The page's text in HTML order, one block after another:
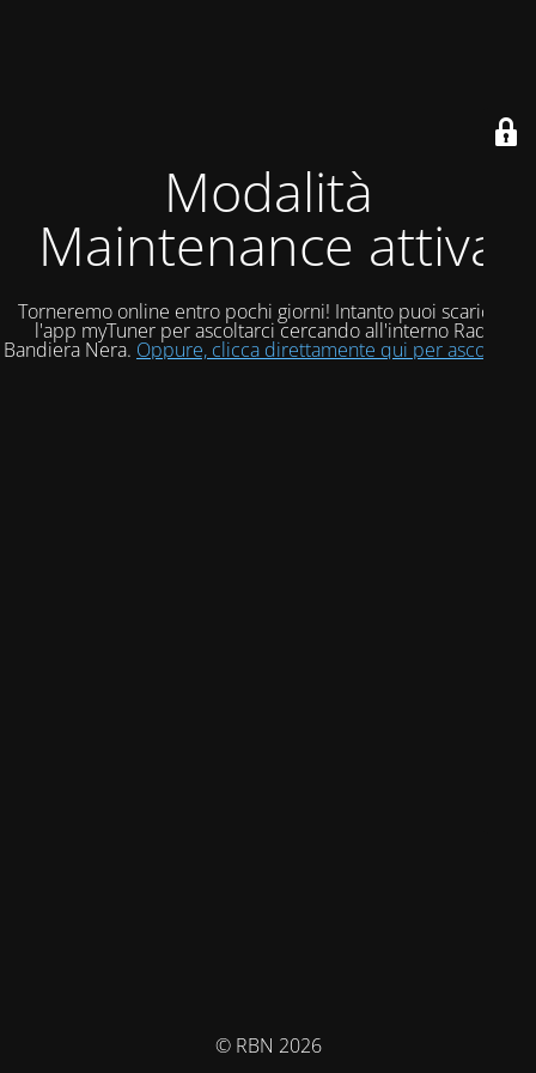
Modalità
Maintenance attiva
Torneremo online entro pochi giorni! Intanto puoi scaricare
l'app myTuner per ascoltarci cercando all'interno Radio
Bandiera Nera. Oppure, clicca direttamente qui per ascoltarci!
© RBN 2026